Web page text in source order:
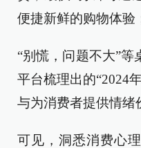
便捷新鲜的购物体验
“别慌，问题不大”
平台梳理出的“2024
与为消费者提供情绪
可见，洞悉消费心